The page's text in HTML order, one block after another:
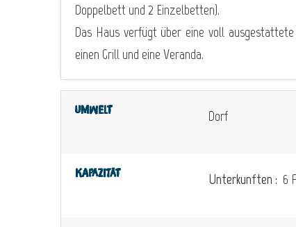
Doppelbett und 2 Einzelbetten).
Das Haus verfügt über eine voll
einen Grill und eine Veranda.
Umwelt Dorf
Kapazität Unterkunften : 6